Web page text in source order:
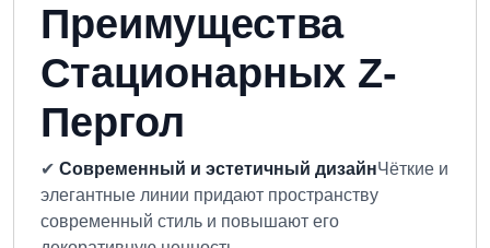
Преимущества
Стационарных Z-
Пергол
✔ Современный и эстетичный дизайнЧёткие и
элегантные линии придают пространству
современный стиль и повышают его